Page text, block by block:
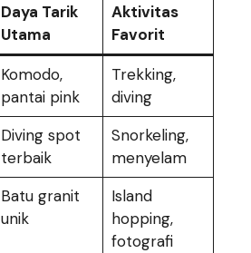
Daya Tarik
Utama
Aktivitas
Favorit
Komodo,
pantai pink
Trekking,
diving
Diving spot
terbaik
Snorkeling,
menyelam
Batu granit
unik
Island
hopping,
fotografi